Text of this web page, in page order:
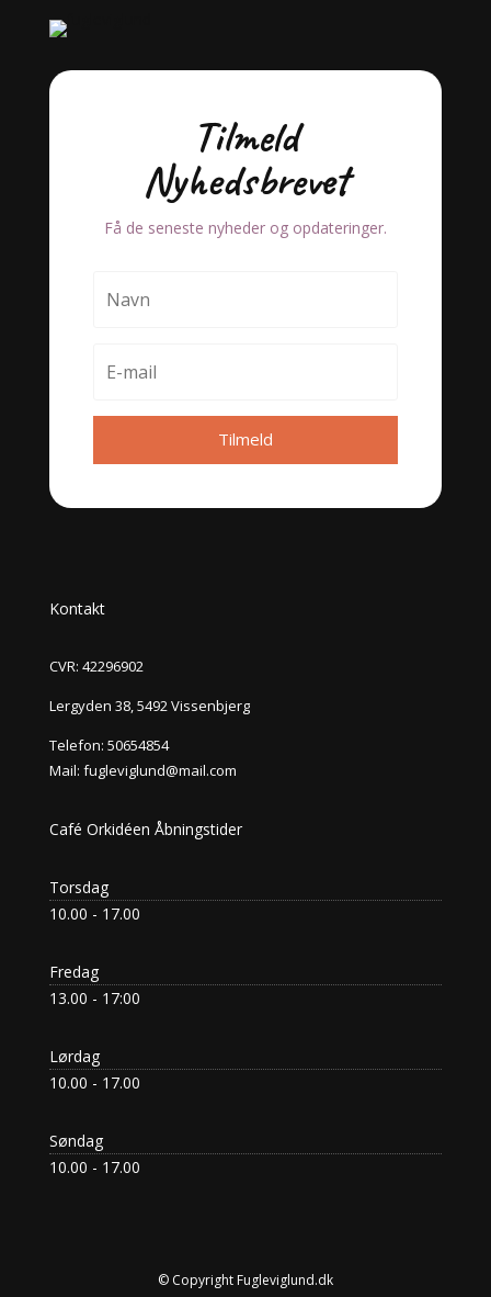
Tilmeld
Nyhedsbrevet
Få de seneste nyheder og opdateringer.
Tilmeld
Kontakt
CVR: 42296902
Lergyden 38, 5492 Vissenbjerg
Telefon: 50654854
Mail: fugleviglund@mail.com
Café Orkidéen Åbningstider
Torsdag
10.00 - 17.00
Fredag
13.00 - 17:00
Lørdag
10.00 - 17.00
Søndag
10.00 - 17.00
© Copyright Fugleviglund.dk